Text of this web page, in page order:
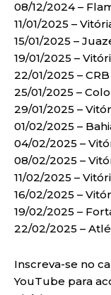
08/12/2024 –
11/01/2025 –
15/01/2025 –
19/01/2025 –
22/01/2025 –
25/01/2025 –
29/01/2025 –
01/02/2025 –
04/02/2025 –
08/02/2025 –
11/02/2025 –
16/02/2025 –
19/02/2025 –
22/02/2025 –
Inscreva-se no
YouTube para